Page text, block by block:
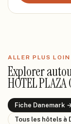
ALLER PLUS LOIN
Explorer
HOTEL PLAZA
Fiche Danemark
Tous les hôtels à